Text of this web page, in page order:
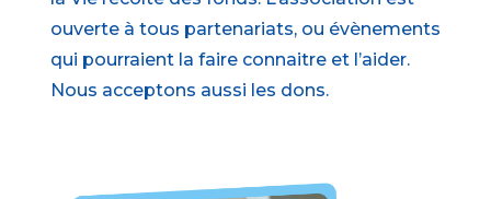
ouverte à tous partenariats, ou évènements
qui pourraient la faire connaitre et l’aider.
Nous acceptons aussi les dons.